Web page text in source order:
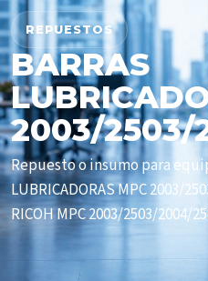
REPUESTOS
BARRAS
2003/2503/
Repuesto o insumo para
LUBRICADORAS MPC 2003/
RICOH MPC 2003/2503/2004/